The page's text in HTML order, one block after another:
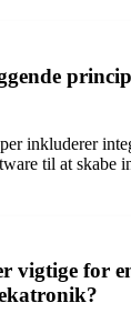
inkluderer
til at skabe
vigtige for